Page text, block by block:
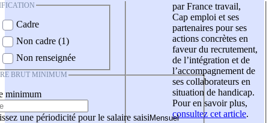
Cadre
Non cadre (1)
Non renseignée
BRUT MINIMUM
minimum
une périodicité pour le salaire saisi
par France travail,
Cap emploi et ses
partenaires pour ses
actions concrètes en
faveur du recrutement,
de l’intégration et de
l’accompagnement de
ses collaborateurs en
situation de handicap.
Pour en savoir plus,
consultez cet article.